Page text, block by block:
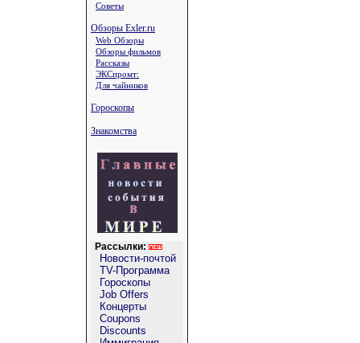
Советы
Обзоры Exler.ru
Web Обзоры
Обзоры фильмов
Рассказы
ЭКСпромт:
Для чайников
Гороскопы
Знакомства
Рассылки:
Новости-почтой
TV-Программа
Гороскопы
Job Offers
Концерты
Coupons
Discounts